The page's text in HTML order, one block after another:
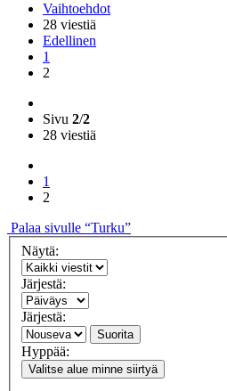
Vaihtoehdot
28 viestiä
Edellinen
1
2
Sivu 2/2
28 viestiä
1
2
Palaa sivulle “Turku”
Näytä:
Järjestä:
Järjestä:
Suorita
Hyppää:
Valitse alue minne siirtyä